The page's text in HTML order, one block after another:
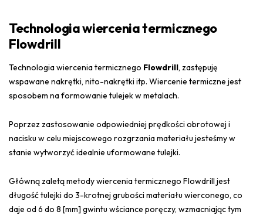
Technologia wiercenia termicznego
Flowdrill
Technologia wiercenia termicznego Flowdrill, zastępuję
wspawane nakrętki, nito-nakrętki itp. Wiercenie termiczne jest
sposobem na formowanie tulejek w metalach.
Poprzez zastosowanie odpowiedniej prędkości obrotowej i
nacisku w celu miejscowego rozgrzania materiału jesteśmy w
stanie wytworzyć idealnie uformowane tulejki.
Główną zaletą metody wiercenia termicznego Flowdrill jest
długość tulejki do 3-krotnej grubości materiału wierconego, co
daje od 6 do 8 [mm] gwintu wściance poręczy, wzmacniając tym